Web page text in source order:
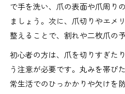
セルフネイルで実感
ツ
甘皮ケアが鍵となるネイ
ネイル前の甘皮処理
由
セルフでもできる甘皮
で手を洗い、爪の表面や爪周り
ましょう。次に、爪切りやエメ
整えることで、割れや二枚爪の
初心者の方は、爪を切りすぎた
う注意が必要です。丸みを帯び
常生活でのひっかかりや欠けを